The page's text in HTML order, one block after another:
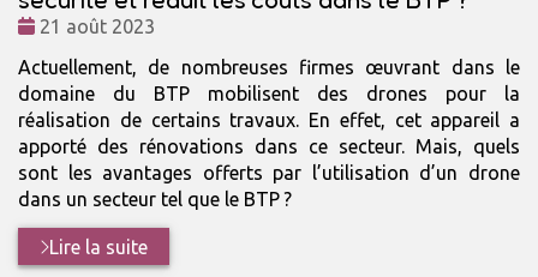
Date
21 août 2023
Actuellement, de nombreuses firmes œuvrant dans le
domaine du BTP mobilisent des drones pour la
réalisation de certains travaux. En effet, cet appareil a
apporté des rénovations dans ce secteur. Mais, quels
sont les avantages offerts par l’utilisation d’un drone
dans un secteur tel que le BTP ?
Lire la suite